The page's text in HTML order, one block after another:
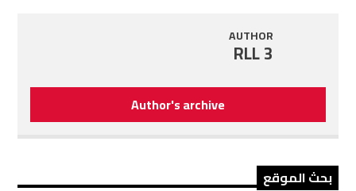
AUTHOR
RLL 3
Author's archive
بحث الموقع